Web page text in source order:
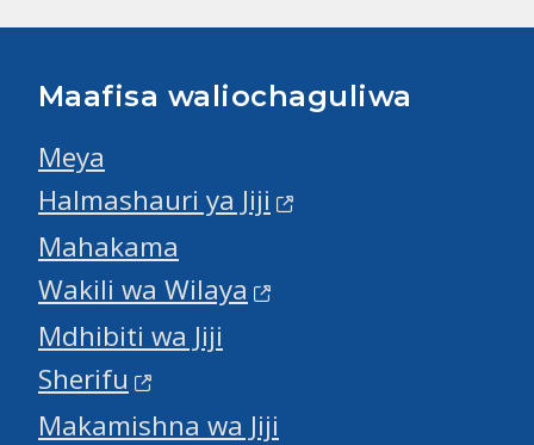
Maafisa waliochaguliwa
Meya
Halmashauri ya Jiji
Mahakama
Wakili wa Wilaya
Mdhibiti wa Jiji
Sherifu
Makamishna wa Jiji